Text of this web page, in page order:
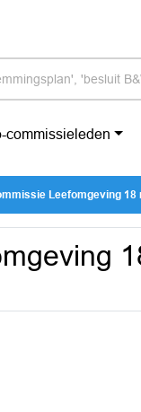
commissieleden
Leefomgeving 18